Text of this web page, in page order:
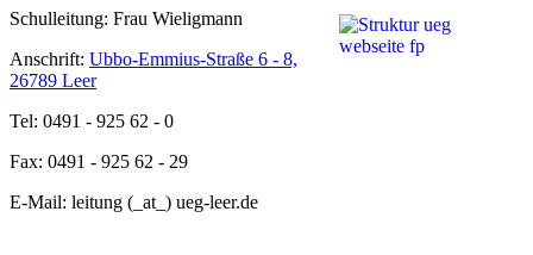
Schulleitung: Frau Wieligmann
Anschrift: Ubbo-Emmius-Straße 6 - 8,
26789 Leer
Tel: 0491 - 925 62 - 0
Fax: 0491 - 925 62 - 29
E-Mail: leitung (_at_) ueg-leer.de